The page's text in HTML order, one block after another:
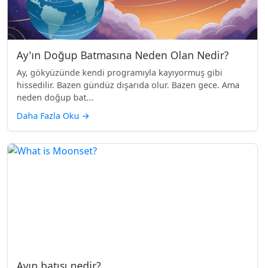
Ay'ın Doğup Batmasına Neden Olan Nedir?
Ay, gökyüzünde kendi programıyla kayıyormuş gibi
hissedilir. Bazen gündüz dışarıda olur. Bazen gece. Ama
neden doğup bat...
Daha Fazla Oku →